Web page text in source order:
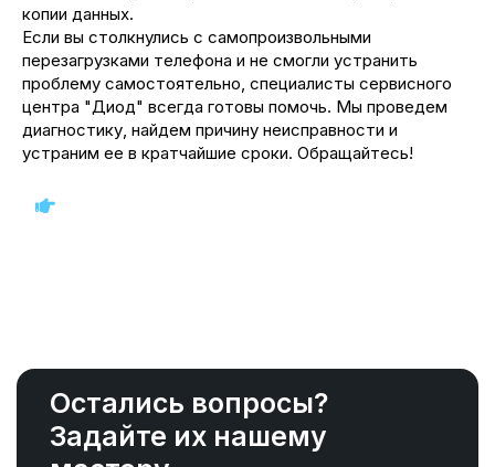
копии данных.
Если вы столкнулись с самопроизвольными
перезагрузками телефона и не смогли устранить
проблему самостоятельно, специалисты сервисного
центра "Диод" всегда готовы помочь. Мы проведем
диагностику, найдем причину неисправности и
устраним ее в кратчайшие сроки. Обращайтесь!
Остались вопросы?
Задайте их нашему